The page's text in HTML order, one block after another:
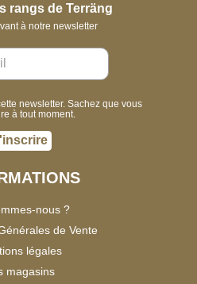
rangs de Terräng
à notre newsletter
newsletter. Sachez que vous
à tout moment.
nous ?
de Vente
légales
magasins